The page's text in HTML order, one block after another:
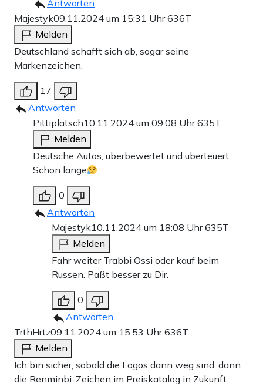
Antworten
Majestyk09.11.2024 um 15:31 Uhr636T
Melden
Deutschland schafft sich ab, sogar seine
Markenzeichen.
17
Antworten
Pittiplatsch10.11.2024 um 09:08 Uhr635T
Melden
Deutsche Autos, überbewertet und überteuert.
Schon lange
0
Antworten
Majestyk10.11.2024 um 18:08 Uhr635T
Melden
Fahr weiter Trabbi Ossi oder kauf beim
Russen. Paßt besser zu Dir.
0
Antworten
TrthHrtz09.11.2024 um 15:53 Uhr636T
Melden
Ich bin sicher, sobald die Logos dann weg sind, dann
die Renminbi-Zeichen im Preiskatalog in Zukunft